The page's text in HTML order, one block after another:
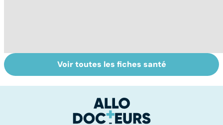
Le lupus, une
maladie
Anémie :
symptômes,
traitements
Voir toutes les fiches santé